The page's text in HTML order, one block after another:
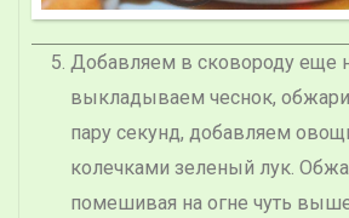
Добавляем в сковороду еще
выкладываем чеснок,
пару секунд, добавляем
колечками зеленый лук.
помешивая на огне чуть